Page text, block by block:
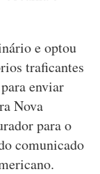
e optou
traficantes
enviar
Nova
para o
comunicado